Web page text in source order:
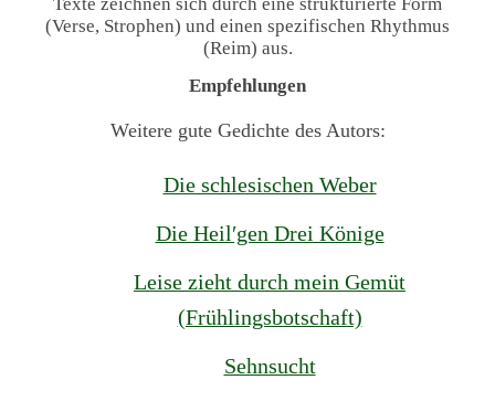
(Verse, Strophen) und einen spezifischen Rhythmus
(Reim) aus.
Empfehlungen
Weitere gute Gedichte des Autors:
Die schlesischen Weber
Die Heil′gen Drei Könige
Leise zieht durch mein Gemüt
(Frühlingsbotschaft)
Sehnsucht